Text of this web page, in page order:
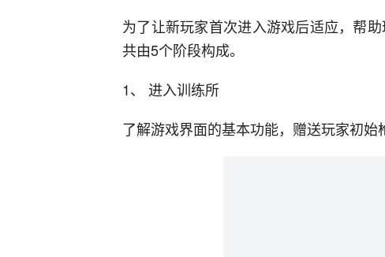
为了让新玩家首次进入游戏后适应，帮
共由5个阶段构成。
1、 进入训练所
了解游戏界面的基本功能，赠送玩家初始